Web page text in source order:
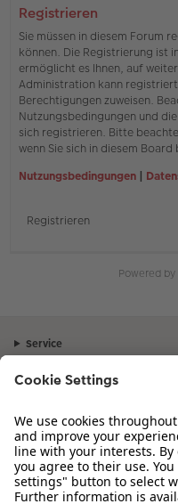
Registrieren
Sie müssen in diesem Forum
können. Die Registrierung ist
ermöglicht es Ihnen, auf
Administration kann
Berechtigungen zuweisen.
Nutzungsbedingungen und
sich registrieren. Bitte
wenn Sie sich in diesem Board
Nutzungsbedingungen |
Registrieren
Powered by
Service
Sortiment